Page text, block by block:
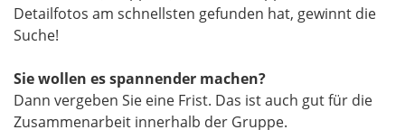
Detailfotos am schnellsten gefunden hat, gewinnt die
Suche!
Sie wollen es spannender machen?
Dann vergeben Sie eine Frist. Das ist auch gut für die
Zusammenarbeit innerhalb der Gruppe.